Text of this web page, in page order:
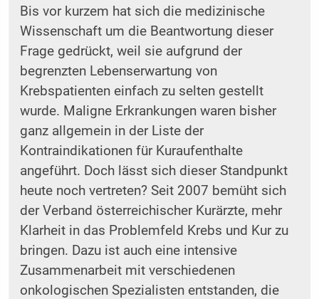
Bis vor kurzem hat sich die medizinische
Wissenschaft um die Beantwortung dieser
Frage gedrückt, weil sie aufgrund der
begrenzten Lebenserwartung von
Krebspatienten einfach zu selten gestellt
wurde. Maligne Erkrankungen waren bisher
ganz allgemein in der Liste der
Kontraindikationen für Kuraufenthalte
angeführt. Doch lässt sich dieser Standpunkt
heute noch vertreten? Seit 2007 bemüht sich
der Verband österreichischer Kurärzte, mehr
Klarheit in das Problemfeld Krebs und Kur zu
bringen. Dazu ist auch eine intensive
Zusammenarbeit mit verschiedenen
onkologischen Spezialisten entstanden, die